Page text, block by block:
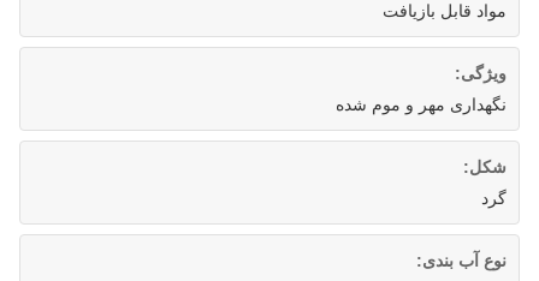
مواد قابل بازیافت
ویژگی:
نگهداری مهر و موم شده
شکل:
گرد
نوع آب بندی: